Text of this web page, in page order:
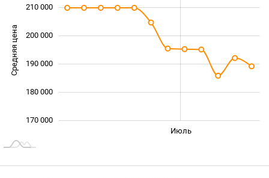
Средняя цена
170 000
180 000
190 000
200 000
210 000
Июль